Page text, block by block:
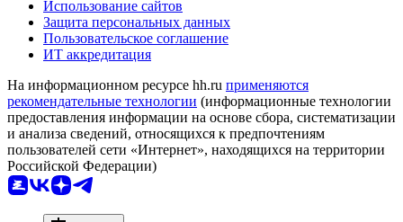
Использование сайтов
Защита персональных данных
Пользовательское соглашение
ИТ аккредитация
На информационном ресурсе hh.ru применяются
рекомендательные технологии (информационные технологии
предоставления информации на основе сбора, систематизации
и анализа сведений, относящихся к предпочтениям
пользователей сети «Интернет», находящихся на территории
Российской Федерации)